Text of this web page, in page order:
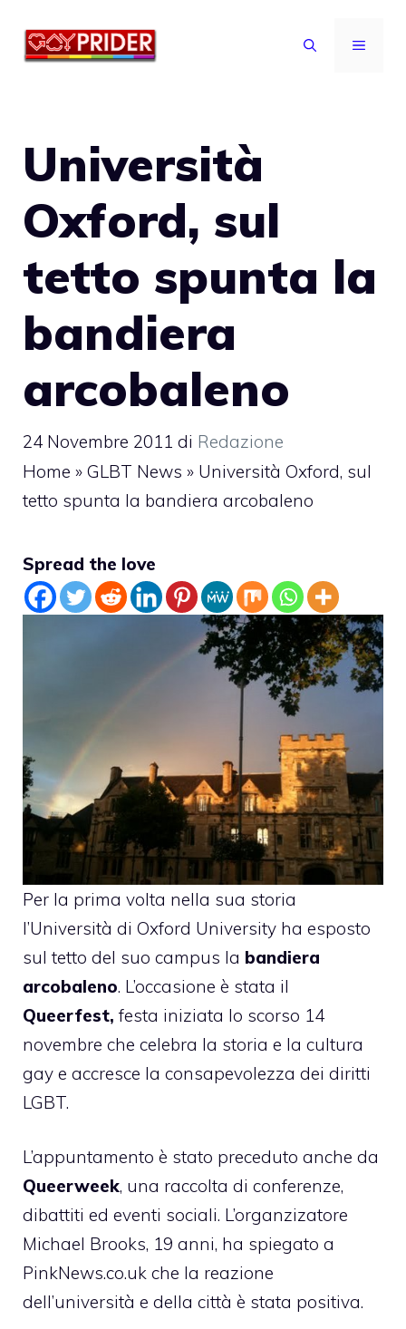
MENU
Università
Oxford, sul
tetto spunta la
bandiera
arcobaleno
24 Novembre 2011 di Redazione
Home » GLBT News » Università Oxford, sul
tetto spunta la bandiera arcobaleno
Spread the love
Per la prima volta nella sua storia
l’Università di Oxford University ha esposto
sul tetto del suo campus la bandiera
arcobaleno. L’occasione è stata il
Queerfest, festa iniziata lo scorso 14
novembre che celebra la storia e la cultura
gay e accresce la consapevolezza dei diritti
LGBT.
L’appuntamento è stato preceduto anche da
Queerweek, una raccolta di conferenze,
dibattiti ed eventi sociali. L’organzizatore
Michael Brooks, 19 anni, ha spiegato a
PinkNews.co.uk che la reazione
dell’università e della città è stata positiva.